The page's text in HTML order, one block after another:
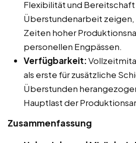
Flexibilität und Bereitschaft
Überstundenarbeit
Zeiten hoher
personellen Engpässen.
Verfügbarkeit:
als erste für zusätzliche
Überstunden
Hauptlast der
Zusammenfassung